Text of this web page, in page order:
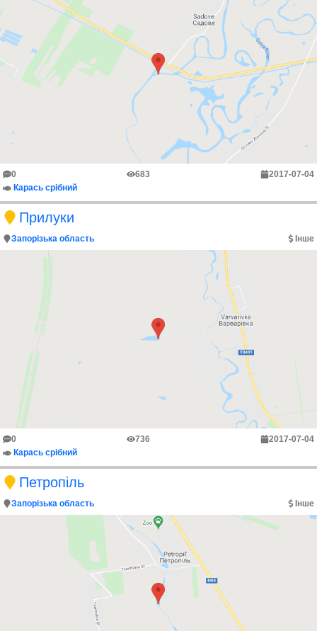
0 683
2017-07-04
Карась срібний
Прилуки
Запорізька область Інше
0 736
2017-07-04
Карась срібний
Петропіль
Запорізька область Інше